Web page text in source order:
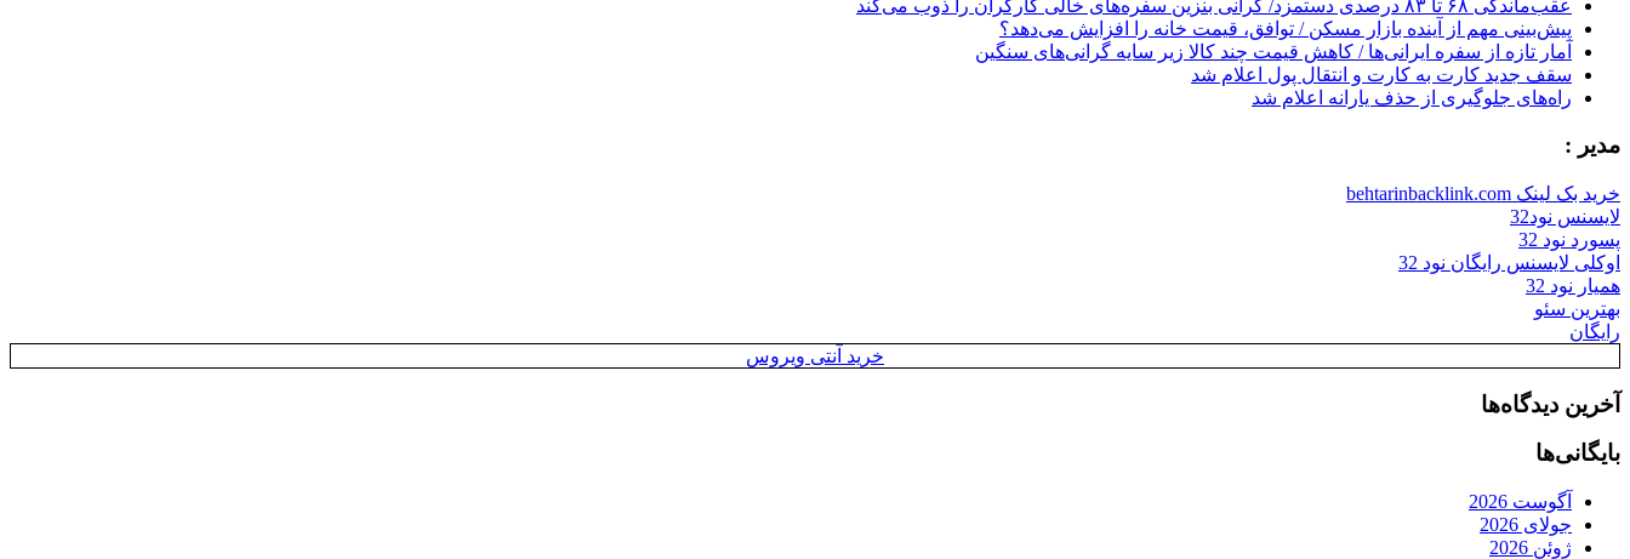
عقب‌ماندگی ۶۸ تا ۸۳ درصدی دستمزد/ گرانی بنزین سفره‌های خالی کارگران را ذوب می‌کند
پیش‌بینی مهم از آینده بازار مسکن / توافق، قیمت خانه را افزایش می‌دهد؟
آمار تازه از سفره ایرانی‌ها / کاهش قیمت چند کالا زیر سایه گرانی‌های سنگین
سقف جدید کارت به کارت و انتقال پول اعلام شد
راه‌های جلوگیری از حذف یارانه اعلام شد
مدیر :
خرید بک لینک behtarinbacklink.com
لایسنس نود32
پسورد نود 32
اوکلی لایسنس رایگان نود 32
همیار نود 32
بهترین سئو
رایگان
خرید آنتی ویروس
آخرین دیدگاه‌ها
بایگانی‌ها
آگوست 2026
جولای 2026
ژوئن 2026